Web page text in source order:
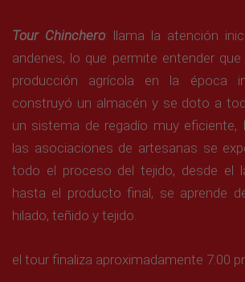
Tour Chinchero: llama la atención
andenes, lo que permite entender
producción agrícola en la época
construyó un almacén y se doto a
un sistema de regadío muy eficiente,
las asociaciones de artesanas se
todo el proceso del tejido, desde el
hasta el producto final, se aprende
hilado, teñido y tejido.
el tour finaliza aproximadamente 7:00